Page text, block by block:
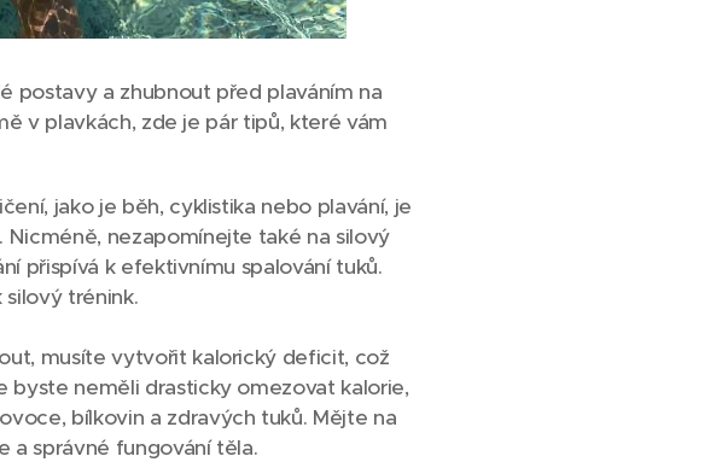
postavy a zhubnout před plaváním na
v plavkách, zde je pár tipů, které vám
jako je běh, cyklistika nebo plavání, je
Nicméně, nezapomínejte také na silový
přispívá k efektivnímu spalování tuků.
trénink.
musíte vytvořit kalorický deficit, což
byste neměli drasticky omezovat kalorie,
bílkovin a zdravých tuků. Mějte na
a správné fungování těla.